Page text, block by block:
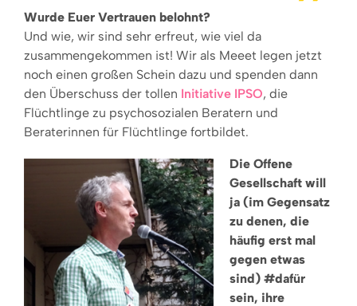
Wurde Euer Vertrauen belohnt?
Und wie, wir sind sehr erfreut, wie viel da
zusammengekommen ist! Wir als Meeet legen jetzt
noch einen großen Schein dazu und spenden dann
den Überschuss der tollen Initiative IPSO, die
Flüchtlinge zu psychosozialen Beratern und
Beraterinnen für Flüchtlinge fortbildet.
Die Offene
Gesellschaft will
ja (im Gegensatz
zu denen, die
häufig erst mal
gegen etwas
sind) #dafür
sein, ihre